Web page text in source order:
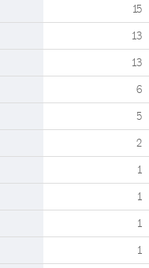
15
13
13
6
5
2
1
1
1
1